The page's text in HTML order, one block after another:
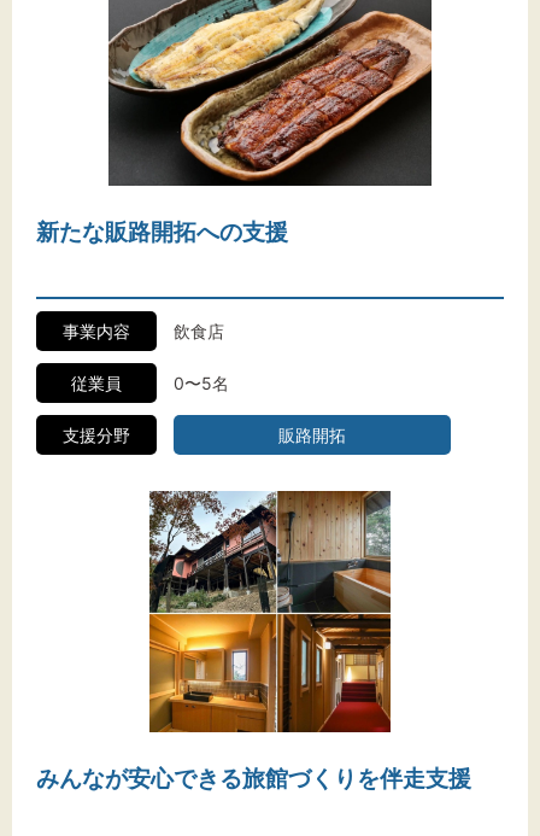
文字サイズ
標準 拡大
背景色
新たな販路開拓への支援
事業内容 飲食店
従業員 0〜5名
支援分野 販路開拓
みんなが安心できる旅館づくりを伴走支援